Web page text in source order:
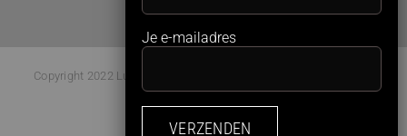
Copyright 2022 Luxury Gardens Magazine | All Rights Reserved |
Je e-mailadres